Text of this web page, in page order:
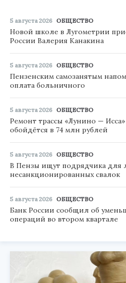
5 августа 2026 ОБЩЕСТВО
Новой школе в Лугометрии
России Валерия Канакина
5 августа 2026 ОБЩЕСТВО
Пензенским самозанятым
оплата больничного
5 августа 2026 ОБЩЕСТВО
Ремонт трассы «Лунино —
обойдётся в 74 млн рублей
5 августа 2026 ОБЩЕСТВО
В Пензы ищут подрядчика для
несанкционированных свалок
5 августа 2026 ОБЩЕСТВО
Банк России сообщил об
операций во втором квартале